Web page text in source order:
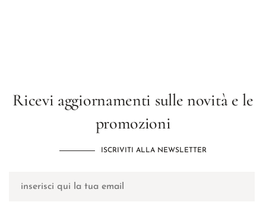
Ricevi aggiornamenti sulle novità e le
promozioni
ISCRIVITI ALLA NEWSLETTER